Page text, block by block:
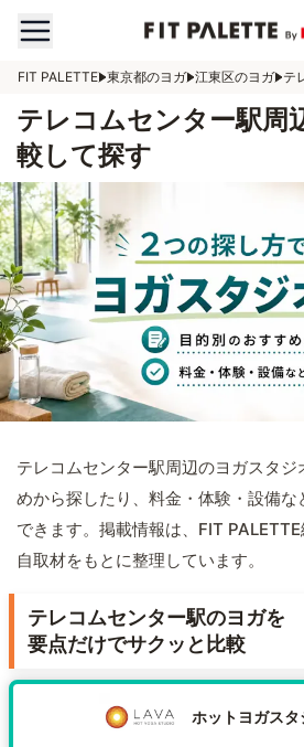
FIT PALETTE 東京都のヨガ 江東区のヨガ テ
テレコムセンター駅周
較して探す
テレコムセンター駅周辺のヨガスタ
めから探したり、料金・体験・設備な
できます。掲載情報は、FIT
自取材をもとに整理しています。
テレコムセンター駅のヨガを
要点だけでサクッと比較
ホットヨガスタ